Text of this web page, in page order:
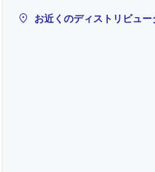
お近くのディストリビュ